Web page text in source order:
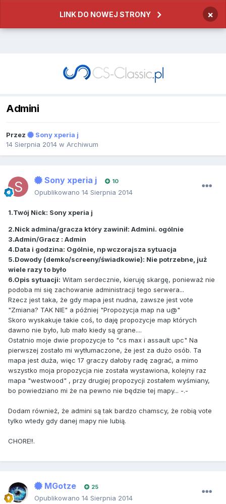
LINK DO NOWEJ STRONY ×
Admini
Przez
Sony xperia j
14 Sierpnia 2014 w Archiwum
Sony xperia j 10
Opublikowano 14 Sierpnia 2014
1.Twój Nick: Sony xperia j
2.Nick admina/gracza który zawinił: Admini. ogólnie
3.Admin/Gracz : Admin
4.Data i godzina: Ogólnie, np wczorajsza sytuacja
5.Dowody (demko/screeny/świadkowie): Nie potrzebne, już
wiele razy to było
6.Opis sytuacji: Witam serdecznie, kieruję skargę, ponieważ nie
podoba mi się zachowanie administracji tego serwera...
Rzecz jest taka, że gdy mapa jest nudna, zawsze jest vote
"Zmiana? TAK NIE" a później "Propozycja map na u@"
Skoro wyskakuje takie coś, to daję propozycje map których
dawno nie było, lub mało kiedy są grane....
Ostatnio moje dwie propozycje to "cs max i assault upc" Na
pierwszej zostało mi wytłumaczone, że jest za dużo osób. Ta
mapa jest duża, więc 17 graczy dałoby radę zagrać, a mimo
wszystko moja propozycja nie została wystawiona, kolejny raz
mapa "westwood" , przy drugiej propozycji zostałem wyśmiany,
bo powiedziano mi że na pewno nie będzie tej mapy... -.-
Dodam również, że admini są tak bardzo chamscy, że robią vote
tylko wtedy gdy danej mapy nie lubią.
CHORE!!.
MGotze 25
Opublikowano 14 Sierpnia 2014